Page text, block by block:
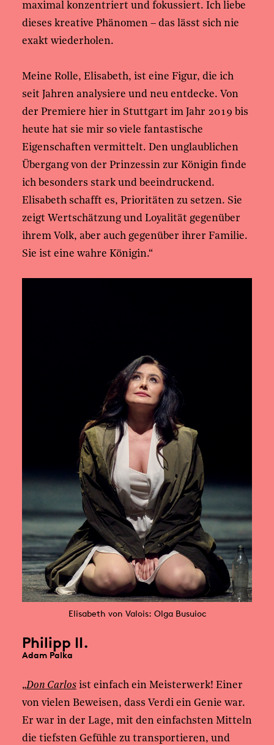
maximal konzentriert und fokussiert. Ich liebe
dieses kreative Phänomen – das lässt sich nie
exakt wiederholen.
Meine Rolle, Elisabeth, ist eine Figur, die ich
seit Jahren analysiere und neu entdecke. Von
der Premiere hier in Stuttgart im Jahr 2019 bis
heute hat sie mir so viele fantastische
Eigenschaften vermittelt. Den unglaublichen
Übergang von der Prinzessin zur Königin finde
ich besonders stark und beeindruckend.
Elisabeth schafft es, Prioritäten zu setzen. Sie
zeigt Wertschätzung und Loyalität gegenüber
ihrem Volk, aber auch gegenüber ihrer Familie.
Sie ist eine wahre Königin.“
Elisabeth von Valois: Olga Busuioc
Philipp II.
Adam Palka
„Don Carlos ist einfach ein Meisterwerk! Einer
von vielen Beweisen, dass Verdi ein Genie war.
Er war in der Lage, mit den einfachsten Mitteln
die tiefsten Gefühle zu transportieren, und